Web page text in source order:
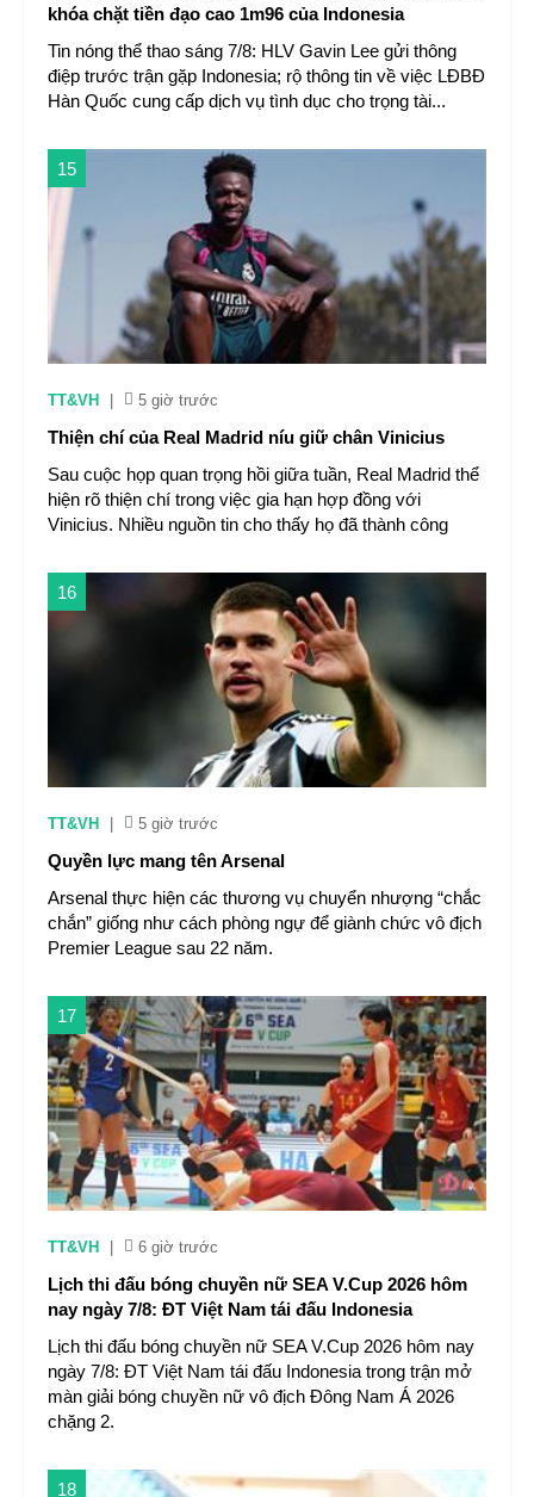
khóa chặt tiền đạo cao 1m96 của Indonesia
Tin nóng thể thao sáng 7/8: HLV Gavin Lee gửi thông
điệp trước trận gặp Indonesia; rộ thông tin về việc LĐBĐ
Hàn Quốc cung cấp dịch vụ tình dục cho trọng tài...
15
TT&VH 5 giờ trước
Thiện chí của Real Madrid níu giữ chân Vinicius
Sau cuộc họp quan trọng hồi giữa tuần, Real Madrid thể
hiện rõ thiện chí trong việc gia hạn hợp đồng với
Vinicius. Nhiều nguồn tin cho thấy họ đã thành công
16
TT&VH 5 giờ trước
Quyền lực mang tên Arsenal
Arsenal thực hiện các thương vụ chuyển nhượng “chắc
chắn” giống như cách phòng ngự để giành chức vô địch
Premier League sau 22 năm.
17
TT&VH 6 giờ trước
Lịch thi đấu bóng chuyền nữ SEA V.Cup 2026 hôm
nay ngày 7/8: ĐT Việt Nam tái đấu Indonesia
Lịch thi đấu bóng chuyền nữ SEA V.Cup 2026 hôm nay
ngày 7/8: ĐT Việt Nam tái đấu Indonesia trong trận mở
màn giải bóng chuyền nữ vô địch Đông Nam Á 2026
chặng 2.
18